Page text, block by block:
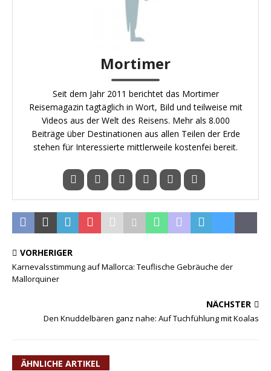
Mortimer
Seit dem Jahr 2011 berichtet das Mortimer
Reisemagazin tagtäglich in Wort, Bild und teilweise mit
Videos aus der Welt des Reisens. Mehr als 8.000
Beiträge über Destinationen aus allen Teilen der Erde
stehen für Interessierte mittlerweile kostenfei bereit.
VORHERIGER
Karnevalsstimmung auf Mallorca: Teuflische Gebräuche der
Mallorquiner
NÄCHSTER
Den Knuddelbären ganz nahe: Auf Tuchfühlung mit Koalas
ÄHNLICHE ARTIKEL